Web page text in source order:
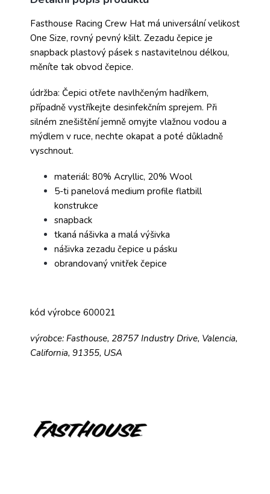
Fasthouse Racing Crew Hat má universální velikost
One Size, rovný pevný kšilt. Zezadu čepice je
snapback plastový pásek s nastavitelnou délkou,
měníte tak obvod čepice.
údržba: Čepici otřete navlhčeným hadříkem,
případně vystříkejte desinfekčním sprejem. Při
silném znešištění jemně omyjte vlažnou vodou a
mýdlem v ruce, nechte okapat a poté důkladně
vyschnout.
materiál: 80% Acryllic, 20% Wool
5-ti panelová medium profile flatbill
konstrukce
snapback
tkaná nášivka a malá výšivka
nášivka zezadu čepice u pásku
obrandovaný vnitřek čepice
kód výrobce 600021
výrobce: Fasthouse, 28757 Industry Drive, Valencia,
California, 91355, USA